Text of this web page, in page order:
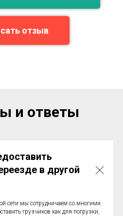
отзыв
и ответы
в другой
сети мы сотрудничаем со многими
грузчиков как для погрузки,